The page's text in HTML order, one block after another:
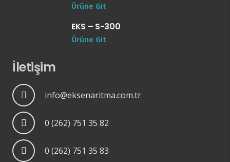
Ürüne Git
EKS – S-300
Ürüne Git
İletişim
info@eksenaritma.com.tr
0 (262) 751 35 82
0 (262) 751 35 83